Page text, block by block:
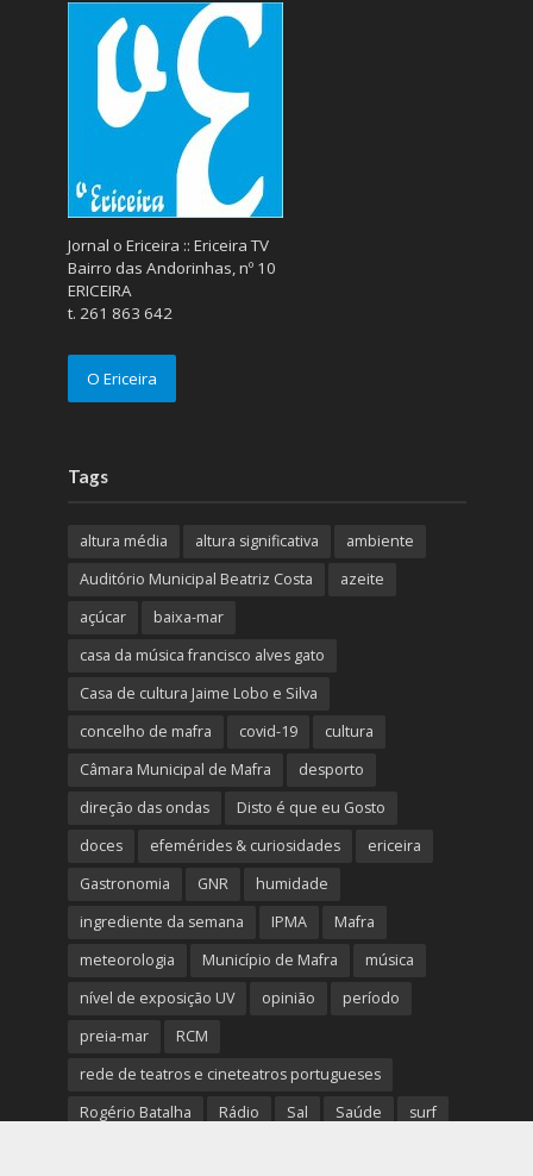
Jornal o Ericeira :: Ericeira TV
Bairro das Andorinhas, nº 10
ERICEIRA
t. 261 863 642
O Ericeira
Tags
altura média altura significativa
ambiente
Auditório Municipal Beatriz Costa
azeite
açúcar
baixa-mar
casa da música francisco alves gato
Casa de cultura Jaime Lobo e Silva
concelho de mafra
covid-19
cultura
Câmara Municipal de Mafra
desporto
direção das ondas
Disto é que eu Gosto
doces
efemérides & curiosidades
ericeira
Gastronomia
GNR
humidade
ingrediente da semana
IPMA
Mafra
meteorologia
Município de Mafra
música
nível de exposição UV
opinião
período
preia-mar
RCM
rede de teatros e cineteatros portugueses
Rogério Batalha
Rádio Sal Saúde
surf